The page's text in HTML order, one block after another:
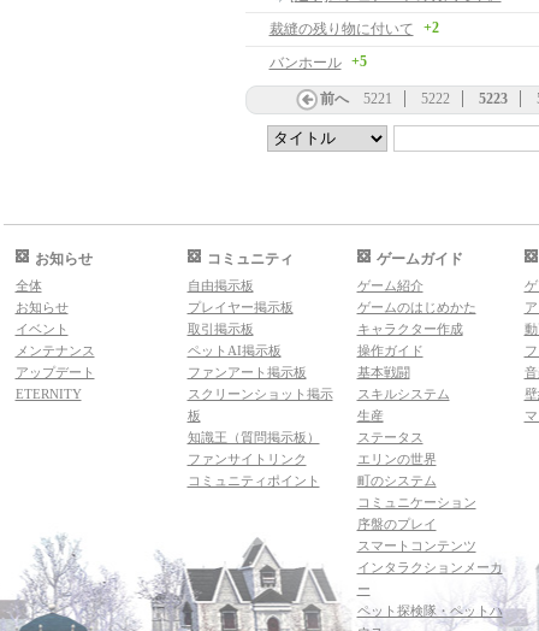
裁縫の残り物に付いて
+2
バンホール +5
前へ 5221 5222 5223
お知らせ
全体
お知らせ
イベント
メンテナンス
アップデート
ETERNITY
コミュニティ
自由掲示板
プレイヤー掲示板
取引掲示板
ペットAI掲示板
ファンアート掲示板
スクリーンショット掲示
板
知識王（質問掲示板）
ファンサイトリンク
コミュニティポイント
ゲームガイド
ゲーム紹介
ゲームのはじめかた
キャラクター作成
操作ガイド
基本戦闘
スキルシステム
生産
ステータス
エリンの世界
町のシステム
コミュニケーション
序盤のプレイ
スマートコンテンツ
インタラクションメーカ
ー
ペット探検隊・ペットハ